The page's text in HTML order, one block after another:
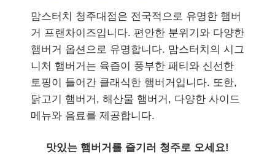
맘스터치 청주대점은 전국적으로 유명한 햄버
거 프랜차이즈입니다. 편안한 분위기와 다양한
햄버거 옵션으로 유명합니다. 맘스터치의 시그
니처 햄버거는 육즙이 풍부한 패티와 신선한
토핑이 들어간 클래식한 햄버거입니다. 또한,
닭고기 햄버거, 해산물 햄버거, 다양한 사이드
메뉴와 음료를 제공합니다.
맛있는 햄버거를 즐기러 청주로 오세요!